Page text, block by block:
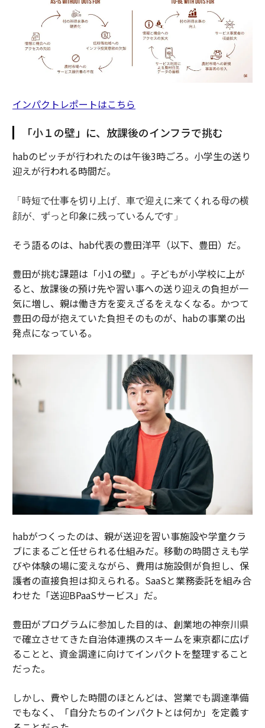
インパクトレポートはこちら
「小１の壁」に、放課後のインフラで挑む
habのピッチが行われたのは午後3時ごろ。小学生の送り
迎えが行われる時間だ。
「時短で仕事を切り上げ、車で迎えに来てくれる母の横
顔が、ずっと印象に残っているんです」
そう語るのは、hab代表の豊田洋平（以下、豊田）だ。
豊田が挑む課題は「小1の壁」。子どもが小学校に上が
ると、放課後の預け先や習い事への送り迎えの負担が一
気に増し、親は働き方を変えざるをえなくなる。かつて
豊田の母が抱えていた負担そのものが、habの事業の出
発点になっている。
habがつくったのは、親が送迎を習い事施設や学童クラ
ブにまるごと任せられる仕組みだ。移動の時間さえも学
びや体験の場に変えながら、費用は施設側が負担し、保
護者の直接負担は抑えられる。SaaSと業務委託を組み合
わせた「送迎BPaaSサービス」だ。
豊田がプログラムに参加した目的は、創業地の神奈川県
で確立させてきた自治体連携のスキームを東京都に広げ
ることと、資金調達に向けてインパクトを整理すること
だった。
しかし、費やした時間のほとんどは、営業でも調達準備
でもなく、「自分たちのインパクトとは何か」を定義す